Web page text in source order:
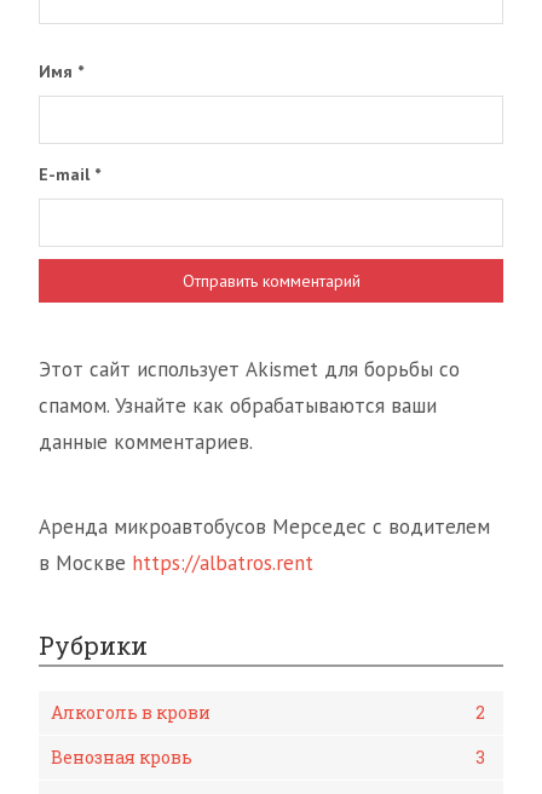
Имя *
E-mail *
Этот сайт использует Akismet для борьбы со
спамом. Узнайте как обрабатываются ваши
данные комментариев.
Аренда микроавтобусов Мерседес с водителем
в Москве https://albatros.rent
Рубрики
Алкоголь в крови
2
Венозная кровь
3